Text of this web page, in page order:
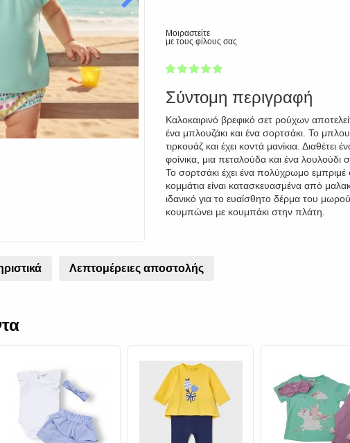
Μοιραστείτε
με τους φίλους σας
1
2
3
4
5
Σύντομη περιγραφή
Καλοκαιρινό βρεφικό σετ ρούχων
ένα μπλουζάκι και ένα σορτσάκι. Το
τιρκουάζ και έχει κοντά μανίκια. Διαθέτει
φοίνικα, μια πεταλούδα και ένα λουλούδι
Το σορτσάκι έχει ένα πολύχρωμο εμπριμέ
κομμάτια είναι κατασκευασμένα από
ιδανικό για το ευαίσθητο δέρμα του
κουμπώνει με κουμπάκι στην πλάτη.
Λεπτομέρειες αποστολής